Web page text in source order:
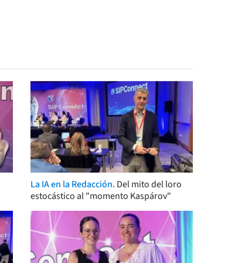
La IA en la Redacción. Del mito del loro
estocástico al "momento Kaspárov"